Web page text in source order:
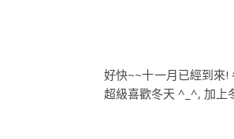
好快~~十一月已經到來!
超級喜歡冬天 ^_^, 加上